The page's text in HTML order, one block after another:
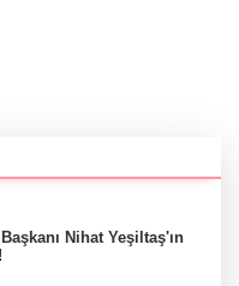
Nihat Yeşiltaş'ın